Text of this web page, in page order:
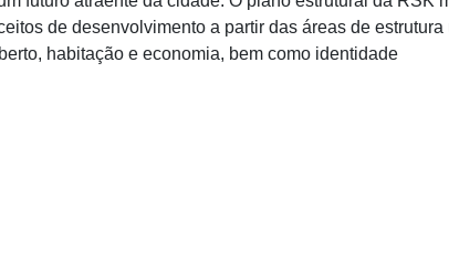
de desenvolvimento a partir das áreas de estrutura
habitação e economia, bem como identidade